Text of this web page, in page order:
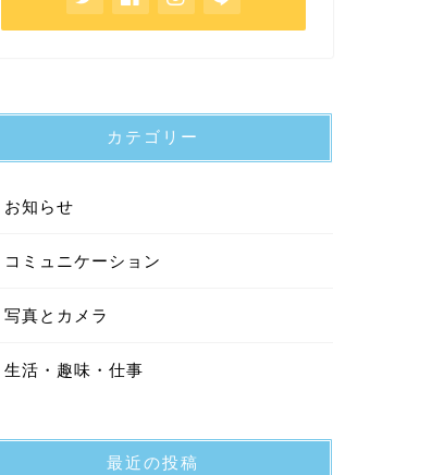
カテゴリー
お知らせ
コミュニケーション
写真とカメラ
生活・趣味・仕事
最近の投稿